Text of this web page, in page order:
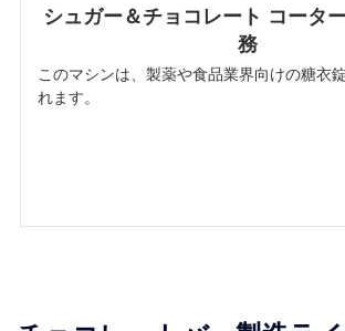
シュガー＆チョコレート コータ
務
このマシンは、製薬や食品業界向けの糖衣
れます。